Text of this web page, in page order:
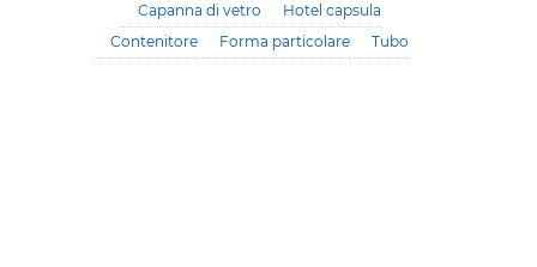
Capanna di vetro
Hotel capsula
Contenitore
Forma particolare Tubo